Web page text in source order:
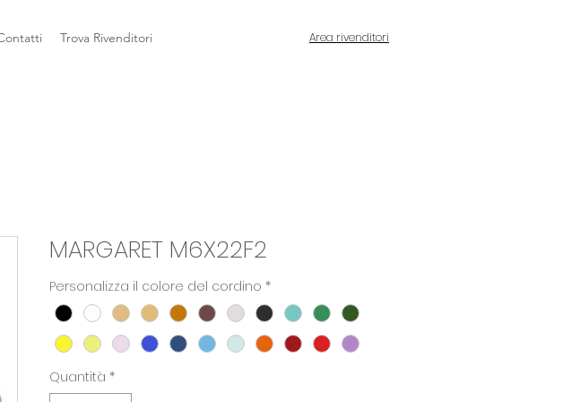
Trova Rivenditori Area rivenditori
MARGARET M6X22F2
Personalizza il colore del cordino *
Quantità *